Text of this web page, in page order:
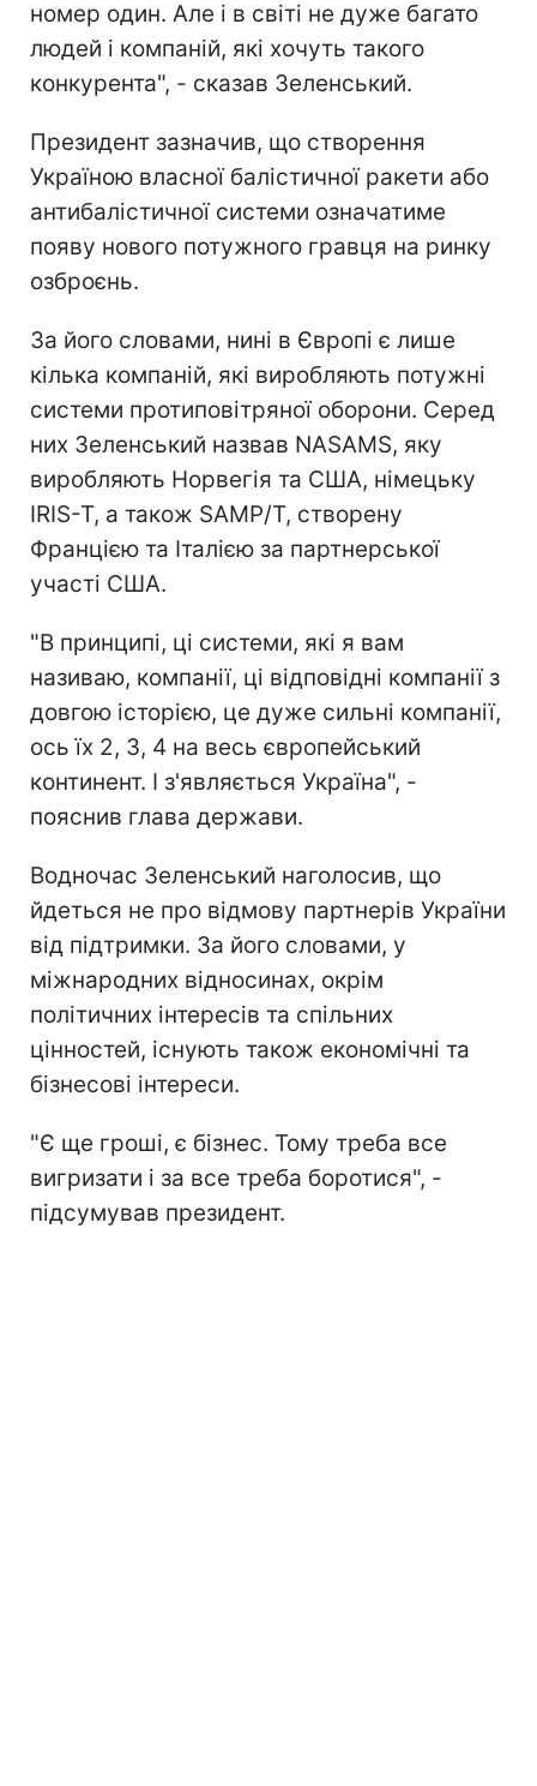
номер один. Але і в світі не дуже багато
людей і компаній, які хочуть такого
конкурента", - сказав Зеленський.
Президент зазначив, що створення
Україною власної балістичної ракети або
антибалістичної системи означатиме
появу нового потужного гравця на ринку
озброєнь.
За його словами, нині в Європі є лише
кілька компаній, які виробляють потужні
системи протиповітряної оборони. Серед
них Зеленський назвав NASAMS, яку
виробляють Норвегія та США, німецьку
IRIS-T, а також SAMP/T, створену
Францією та Італією за партнерської
участі США.
"В принципі, ці системи, які я вам
називаю, компанії, ці відповідні компанії з
довгою історією, це дуже сильні компанії,
ось їх 2, 3, 4 на весь європейський
континент. І з'являється Україна", -
пояснив глава держави.
Водночас Зеленський наголосив, що
йдеться не про відмову партнерів України
від підтримки. За його словами, у
міжнародних відносинах, окрім
політичних інтересів та спільних
цінностей, існують також економічні та
бізнесові інтереси.
"Є ще гроші, є бізнес. Тому треба все
вигризати і за все треба боротися", -
підсумував президент.